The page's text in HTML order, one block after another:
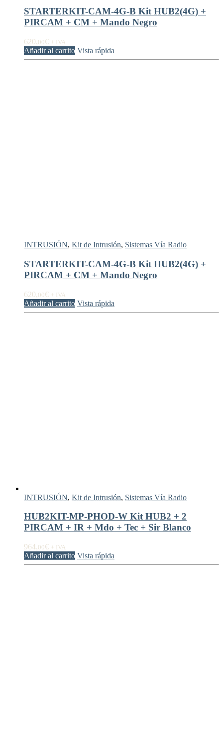
STARTERKIT-CAM-4G-B Kit HUB2(4G) +
PIRCAM + CM + Mando Negro
620,00€ + IVA
Añadir al carrito Vista rápida
INTRUSIÓN, Kit de Intrusión, Sistemas Vía Radio
STARTERKIT-CAM-4G-B Kit HUB2(4G) +
PIRCAM + CM + Mando Negro
620,00€ + IVA
Añadir al carrito Vista rápida
INTRUSIÓN, Kit de Intrusión, Sistemas Vía Radio
HUB2KIT-MP-PHOD-W Kit HUB2 + 2
PIRCAM + IR + Mdo + Tec + Sir Blanco
964,00€ + IVA
Añadir al carrito Vista rápida